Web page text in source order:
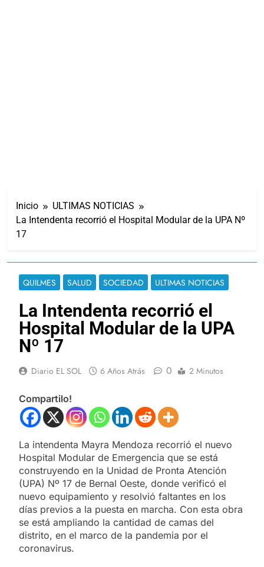
Inicio
ULTIMAS NOTICIAS
La Intendenta recorrió el Hospital Modular de la UPA Nº
17
QUILMES SALUD SOCIEDAD ULTIMAS NOTICIAS
La Intendenta recorrió el
Hospital Modular de la UPA
Nº 17
Diario EL SOL 6 Años Atrás 0 2 Minutos
Compartilo!
La intendenta Mayra Mendoza recorrió el nuevo
Hospital Modular de Emergencia que se está
construyendo en la Unidad de Pronta Atención
(UPA) Nº 17 de Bernal Oeste, donde verificó el
nuevo equipamiento y resolvió faltantes en los
días previos a la puesta en marcha. Con esta obra
se está ampliando la cantidad de camas del
distrito, en el marco de la pandemia por el
coronavirus.